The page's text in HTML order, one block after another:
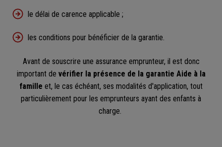
le délai de carence applicable ;
les conditions pour bénéficier de la garantie.
Avant de souscrire une assurance emprunteur, il est donc
important de vérifier la présence de la garantie Aide à la
famille et, le cas échéant, ses modalités d'application, tout
particulièrement pour les emprunteurs ayant des enfants à
charge.